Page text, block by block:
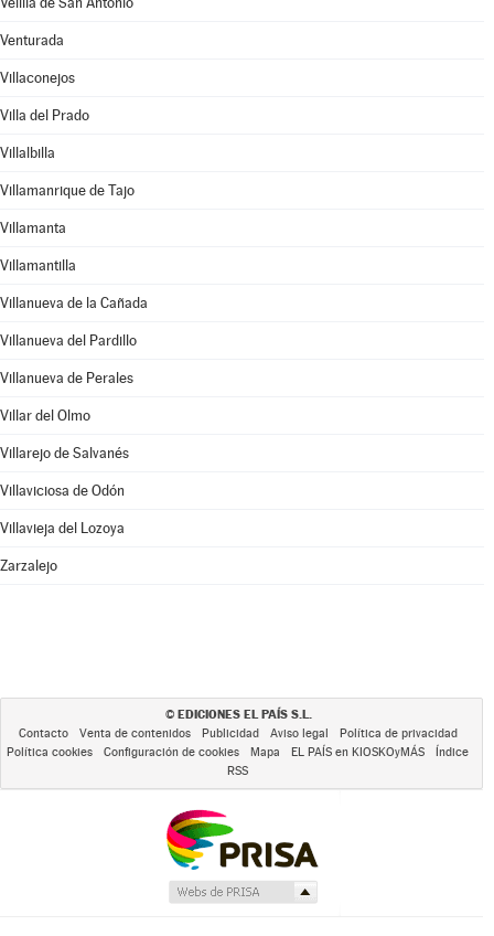
Venturada
Villaconejos
Villa del Prado
Villalbilla
Villamanrique de Tajo
Villamanta
Villamantilla
Villanueva de la Cañada
Villanueva del Pardillo
Villanueva de Perales
Villar del Olmo
Villarejo de Salvanés
Villaviciosa de Odón
Villavieja del Lozoya
Zarzalejo
© EDICIONES EL PAÍS S.L.
Contacto Venta de contenidos Publicidad Aviso legal
Política de privacidad
Política cookies
Configuración de cookies Mapa EL PAÍS en KIOSKOyMÁS
Índice
RSS